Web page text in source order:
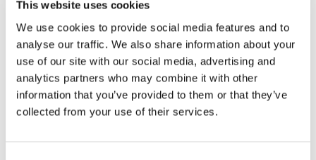
This website uses cookies
We use cookies to provide social media features and to
analyse our traffic. We also share information about your
use of our site with our social media, advertising and
analytics partners who may combine it with other
information that you’ve provided to them or that they’ve
collected from your use of their services.
Zugehörige Ausstellungen